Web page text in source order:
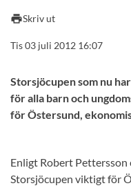
Kurser och program
printSkriv ut
Tis 03 juli 2012 16:07
Storsjöcupen som nu
för alla barn och
för Östersund,
Enligt Robert Pettersson
Storsjöcupen viktigt för